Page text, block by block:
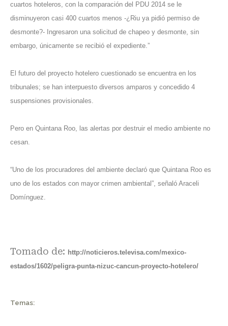
cuartos hoteleros, con la comparación del PDU 2014 se le
disminuyeron casi 400 cuartos menos -¿Riu ya pidió permiso de
desmonte?- Ingresaron una solicitud de chapeo y desmonte, sin
embargo, únicamente se recibió el expediente.”
El futuro del proyecto hotelero cuestionado se encuentra en los
tribunales; se han interpuesto diversos amparos y concedido 4
suspensiones provisionales.
Pero en Quintana Roo, las alertas por destruir el medio ambiente no
cesan.
“Uno de los procuradores del ambiente declaró que Quintana Roo es
uno de los estados con mayor crimen ambiental”, señaló Araceli
Domínguez.
Tomado de: http://noticieros.televisa.com/mexico-
estados/1602/peligra-punta-nizuc-cancun-proyecto-hotelero/
Temas: